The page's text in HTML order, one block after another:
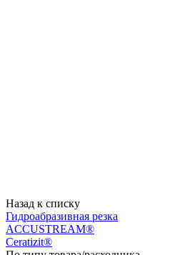
Назад к списку
Гидроабразивная резка
ACCUSTREAM®
Ceratizit®